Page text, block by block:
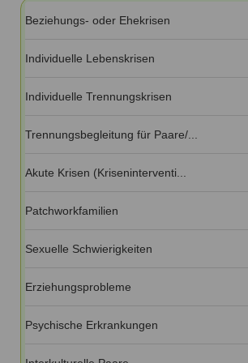
Qualitätssicherung
Familienthemen
Systemischer Ansatz
Seminare und Kurse
Information über Qualifikation
Benutzername
Passwort*
vergessen?
Sitemap
Formular zur Registrierung
Beziehungs- oder Ehekrisen
Individuelle Lebenskrisen
Individuelle Trennungskrisen
Trennungsbegleitung für Paare/...
Akute Krisen (Kriseninterventi...
Patchworkfamilien
Sexuelle Schwierigkeiten
Erziehungsprobleme
Psychische Erkrankungen